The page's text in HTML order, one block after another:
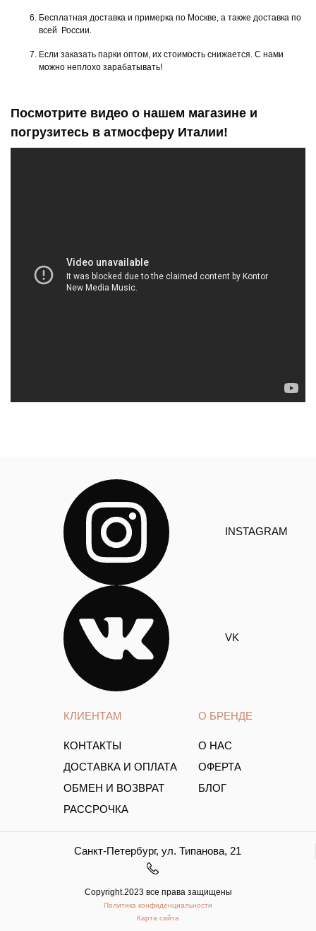
Бесплатная доставка и примерка по Москве, а также доставка по
всей России.
Если заказать парки оптом, их стоимость снижается. С нами
можно неплохо зарабатывать!
Посмотрите видео о нашем магазине и
погрузитесь в атмосферу Италии!
КЛИЕНТАМ
КОНТАКТЫ
ДОСТАВКА И ОПЛАТА
ОБМЕН И ВОЗВРАТ
РАССРОЧКА
О БРЕНДЕ
О НАС
ОФЕРТА
БЛОГ
INSTAGRAM
VK
Санкт-Петербург, ул. Типанова, 21
Copyright.2023 все права защищены
Политика конфиденциальности
Карта сайта